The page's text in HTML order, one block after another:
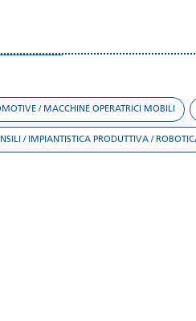
/ MACCHINE OPERATRICI MOBILI
/ IMPIANTISTICA PRODUTTIVA /